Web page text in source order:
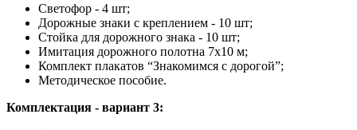
Светофор - 4 шт;
Дорожные знаки с креплением - 10 шт;
Стойка для дорожного знака - 10 шт;
Имитация дорожного полотна 7х10 м;
Комплект плакатов “Знакомимся с дорогой”;
Методическое пособие.
Комплектация - вариант 3: